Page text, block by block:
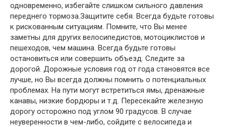
одновременно, избегайте слишком сильного давления
переднего тормоза.Защитите себя. Всегда будьте готовы
к рискованным ситуациям. Помните, что Вы менее
заметны для других велосипедистов, мотоциклистов и
пешеходов, чем машина. Всегда будьте готовы
остановиться или совершить объезд. Следите за
дорогой. Дорожные условия год от года становятся все
лучше, но Вы всегда должны помнить о потенциальных
проблемах. На пути могут встретиться ямы, дренажные
канавы, низкие бордюры и т.д. Пересекайте железную
дорогу осторожно под углом 90 градусов. В случае
неуверенности в чем-либо, сойдите с велосипеда и